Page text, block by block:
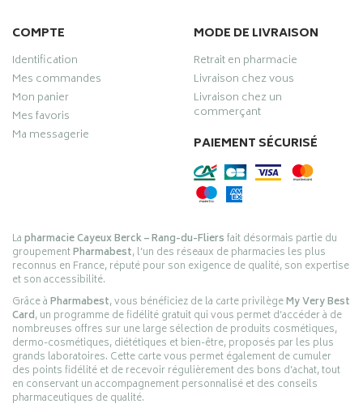
COMPTE
Identification
Mes commandes
Mon panier
Mes favoris
Ma messagerie
MODE DE LIVRAISON
Retrait en pharmacie
Livraison chez vous
Livraison chez un
commerçant
PAIEMENT SÉCURISÉ
Lapharmacie Cayeux Berck – Rang-du-Fliersfait désormais partie du
groupementPharmabest, l’un des réseaux de pharmacies les plus
reconnus en France, réputé pour son exigence de qualité, son expertise
et son accessibilité.
Grâce àPharmabest, vous bénéficiez de la carte privilègeMy Very Best
Card, un programme de fidélité gratuit qui vous permet d’accéder à de
nombreuses offres sur une large sélection de produits cosmétiques,
dermo-cosmétiques, diététiques et bien-être, proposés par les plus
grands laboratoires. Cette carte vous permet également de cumuler
des points fidélité et de recevoir régulièrement des bons d’achat, tout
en conservant un accompagnement personnalisé et des conseils
pharmaceutiques de qualité.